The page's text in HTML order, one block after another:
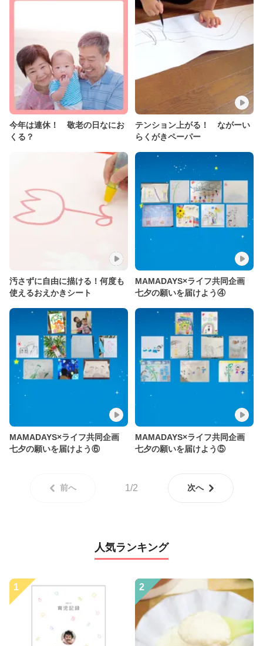
今年は連休！ 敬老の日なにお
くる？
テンション上がる！ ながーい
らくがきペーパー
汚さずに自由に描ける！何度も
使えるおえかきシート
MAMADAYS×ライフ共同企画
七夕の願いを届けよう④
MAMADAYS×ライフ共同企画
七夕の願いを届けよう⑥
MAMADAYS×ライフ共同企画
七夕の願いを届けよう⑤
前へ 1/2 次へ
人気ランキング
1 2